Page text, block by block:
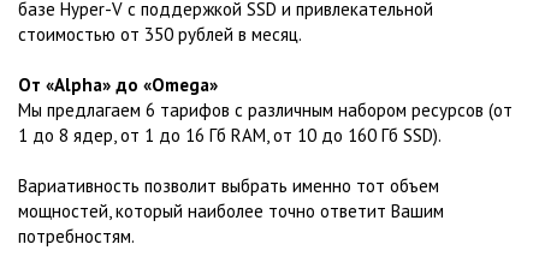
базе Hyper-V с поддержкой SSD и привлекательной
стоимостью от 350 рублей в месяц.
От «Alpha» до «Omega»
Мы предлагаем 6 тарифов с различным набором ресурсов (от
1 до 8 ядер, от 1 до 16 Гб RAM, от 10 до 160 Гб SSD).
Вариативность позволит выбрать именно тот объем
мощностей, который наиболее точно ответит Вашим
потребностям.